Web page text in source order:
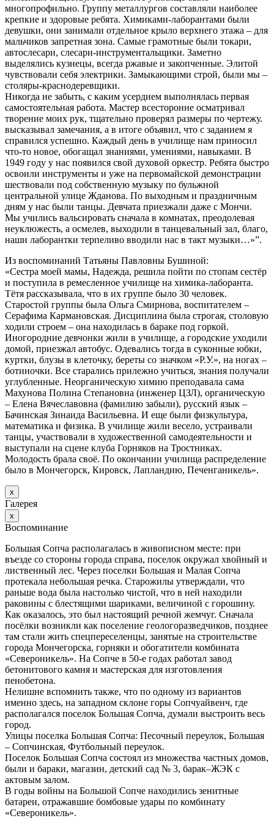
многопрофильно. Группу металлургов составляли наиболее
крепкие и здоровые ребята. Химиками-лаборантами были
девушки, они занимали отдельное крыло верхнего этажа – для
мальчиков запретная зона. Самые грамотные были токари,
автослесари, слесари-инструментальщики. Заметно
выделялись кузнецы, всегда ржавые и закопченные. Элитой
чувствовали себя электрики. Замыкающими строй, были мы –
столяры-краснодеревщики.
Никогда не забыть, с каким усердием выполнялась первая
самостоятельная работа. Мастер всесторонне осматривал
творение моих рук, тщательно проверял размеры по чертежу.
высказывал замечания, а в итоге объявил, что с заданием я
справился успешно. Каждый день в училище нам приносил
что-то новое, обогащал знаниями, умениями, навыками. В
1949 году у нас появился свой духовой оркестр. Ребята быстро
освоили инструменты и уже на первомайской демонстрации
шествовали под собственную музыку по бульжной
центральной улице Жданова. По выходным и праздничным
дням у нас были танцы. Девчата приезжали даже с Мончи.
Мы учились вальсировать сначала в комнатах, преодолевая
неуклюжесть, а осмелев, выходили в танцевальный зал, благо,
наши лаборантки терпеливо вводили нас в такт музыки…»”.
Из воспоминаний Татьяны Павловны Бушиной:
«Сестра моей мамы, Надежда, решила пойти по стопам сестёр
и поступила в ремесленное училище на химика-лаборанта.
Тётя рассказывала, что в их группе было 30 человек.
Старостой группы была Ольга Смирнова, воспитателем –
Серафима Кармановская. Дисциплина была строгая, столовую
ходили строем – она находилась в бараке под горкой.
Иногородние девчонки жили в училище, а городские уходили
домой, приезжал автобус. Одевались тогда в суконные юбки,
куртки, блузы в клеточку, береты со значком «Р.У.», на ногах –
ботиночки. Все старались прилежно учиться, знания получали
углубленные. Неорганическую химию преподавала сама
Махунова Полина Степановна (инженер ЦЗЛ), органическую
– Елена Вячеславовна (фамилию забыли), русский язык –
Бачинская Зинаида Васильевна. И еще были физкультура,
математика и физика. В училище жили весело, устраивали
танцы, участвовали в художественной самодеятельности и
выступали на сцене клуба Горняков на Тростниках.
Молодость брала своё. По окончании училища распределение
было в Мончегорск, Кировск, Лапландию, Печенганикель».
х
Галерея
х
Воспоминание
Большая Сопча располагалась в живописном месте: при
въезде со стороны города справа, поселок окружал хвойный и
лиственный лес. Через поселки Большая и Малая Сопча
протекала небольшая речка. Старожилы утверждали, что
раньше вода была настолько чистой, что в ней находили
раковины с блестящими шариками, величиной с горошину.
Как оказалось, это был настоящий речной жемчуг. Сначала
посёлки возникли как поселение геологоразведчиков, позднее
там стали жить спецпереселенцы, занятые на строительстве
города Мончегорска, горняки и обогатители комбината
«Североникель». На Сопче в 50-е годах работал завод
бетонитового камня и мастерская для изготовления
пенобетона.
Нелишне вспомнить также, что по одному из вариантов
именно здесь, на западном склоне горы Сопчуайвенч, где
располагался поселок Большая Сопча, думали выстроить весь
город.
Улицы поселка Большая Сопча: Песочный переулок, Большая
– Сопчинская, Футбольный переулок.
Поселок Большая Сопча состоял из множества частных домов,
были и бараки, магазин, детский сад № 3, барак–ЖЭК с
актовым залом.
В годы войны на Большой Сопче находились зенитные
батареи, отражавшие бомбовые удары по комбинату
«Североникель».